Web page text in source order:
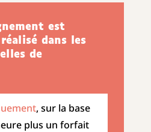
est
dans les
de
, sur la base
plus un forfait